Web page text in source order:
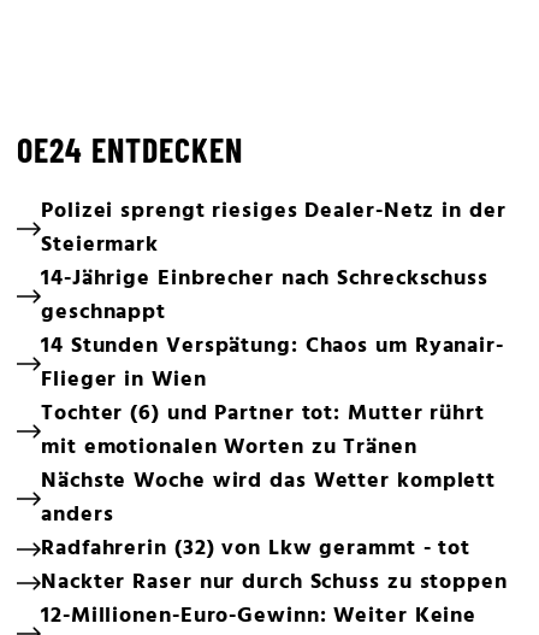
OE24 ENTDECKEN
Polizei sprengt riesiges Dealer-Netz in der
Steiermark
14-Jährige Einbrecher nach Schreckschuss
geschnappt
14 Stunden Verspätung: Chaos um Ryanair-
Flieger in Wien
Tochter (6) und Partner tot: Mutter rührt
mit emotionalen Worten zu Tränen
Nächste Woche wird das Wetter komplett
anders
Radfahrerin (32) von Lkw gerammt - tot
Nackter Raser nur durch Schuss zu stoppen
12-Millionen-Euro-Gewinn: Weiter Keine